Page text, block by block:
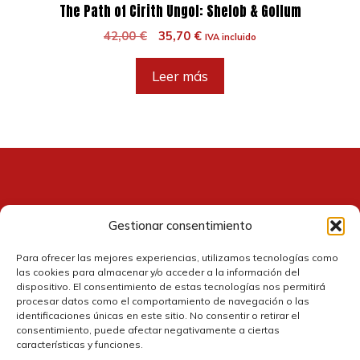
Gestionar consentimiento
Para ofrecer las mejores experiencias, utilizamos tecnologías como
las cookies para almacenar y/o acceder a la información del
dispositivo. El consentimiento de estas tecnologías nos permitirá
procesar datos como el comportamiento de navegación o las
identificaciones únicas en este sitio. No consentir o retirar el
consentimiento, puede afectar negativamente a ciertas
características y funciones.
The Path of Cirith Ungol: Shelob & Gollum
42,00€
El
original
era:
35,70 €El
es:
IVA incluido
Leer más
Contacto